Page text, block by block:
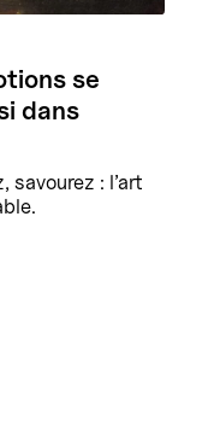
se
dans
savourez : l’art